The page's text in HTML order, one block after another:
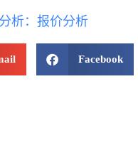
析：报价分析
Facebook